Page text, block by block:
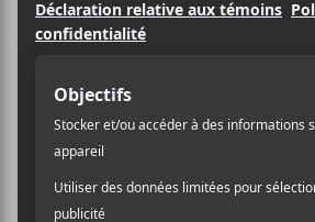
Harold Budd
décédé des suites de
causées par le virus
quelques jours à peine
testé positif.